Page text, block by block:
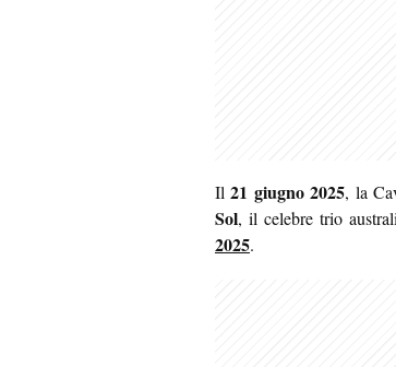
Il21 giugno 2025, la
Sol, il celebre trio
2025.